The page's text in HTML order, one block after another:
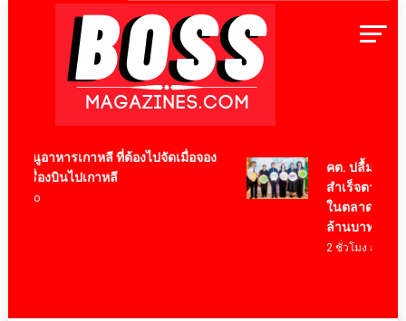
BossMagazinesThailand
มนูอาหารเกาหลี ที่ต้องไปจัดเมื่อจอง
ครื่องบินไปเกาหลี
คต. ปลื้ม Think
สำเร็จตามเป้า ส
ในตลาดจีน มั่นใ
ล้านบาท
2 ชั่วโมง ago